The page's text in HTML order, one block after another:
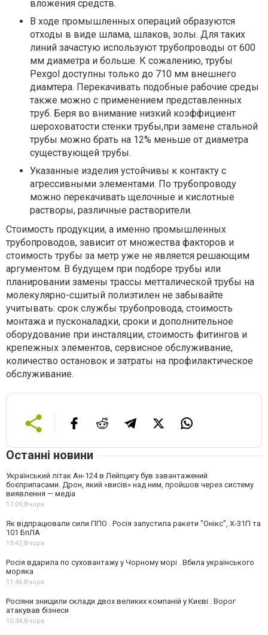
вложения средств.
В ходе промышленных операций образуются
отходы в виде шлама, шлаков, золы. Для таких
линий зачастую используют трубопроводы от 600
мм диаметра и больше. К сожалению, трубы
Pexgol доступны только до 710 мм внешнего
диамтера. Перекачивать подобные рабочие среды
также можно с применением представленных
труб. Беря во внимание низкий коэффициент
шероховатости стенки трубы,при замене стальной
трубы можно брать на 12% меньше от диаметра
существующей трубы.
Указанные изделия устойчивы к контакту с
агрессивными элементами. По трубопроводу
можно перекачивать щелочные и кислотные
растворы, различные растворители.
Стоимость продукции, а именно промышленных
трубопроводов, зависит от множества факторов и
стоимость трубы за метр уже не является решающим
аргументом. В будущем при подборе трубы или
планировании замены трассы метталической трубы на
молекулярно-сшитый полиэтилен не забывайте
учитывать: срок службы трубопровода, стоимость
монтажа и пусконаладки, сроки и дополнительное
оборудование при инсталяции, стоимость фитингов и
крепежных элементов, сервисное обслуживание,
количество остановок и затраты на профилактическое
обслуживание.
Останні новини
Український літак Ан-124 в Лейпцигу був завантажений
боєприпасами. Дрон, який «висів» над ним, пройшов через систему
виявлення — медіа
17:09,Вчора
Як відпрацювали сили ППО . Росія запустила ракети "Онікс", Х-31П та
101 БпЛА
13:42,Вчора
Росія вдарила по суховантажу у Чорному морі . Вбила українського
моряка
11:46,Вчора
Росіяни знищили склади двох великих компаній у Києві . Ворог
атакував бізнеси
10:34,Вчора